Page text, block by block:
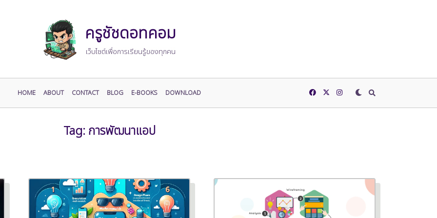
ครูชัชดอทคอม
เว็บไซต์เพื่อการเรียนรู้ของทุกคน
HOME ABOUT CONTACT BLOG E-BOOKS DOWNLOAD
Tag: การพัฒนาแอป